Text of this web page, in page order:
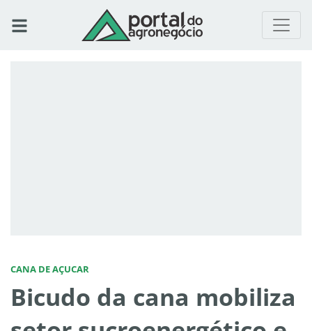
CANA DE AÇUCAR
Bicudo da cana mobiliza